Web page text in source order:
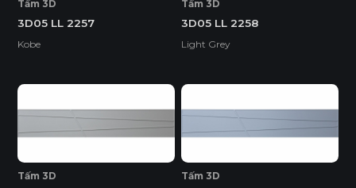
Tấm 3D
3D05 LL 2257
Kobe
Tấm 3D
3D05 LL 2258
Light Grey
Tấm 3D Tấm 3D